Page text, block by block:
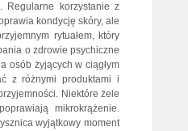
Regularne korzystanie z
kondycję skóry, ale
rytuałem, który
o zdrowie psychiczne
osób żyjących w ciągłym
z różnymi produktami i
Niektóre żele
mikrokrążenie.
wyjątkowy moment